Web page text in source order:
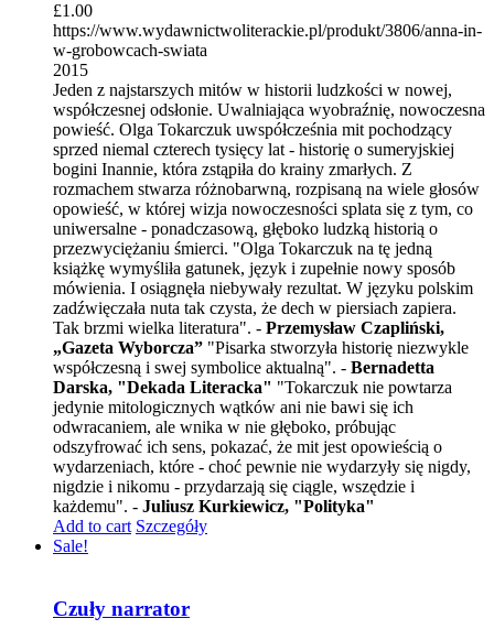
£1.00
https://www.wydawnictwoliterackie.pl/produkt/3806/anna-in-
w-grobowcach-swiata
2015
Jeden z najstarszych mitów w historii ludzkości w nowej,
współczesnej odsłonie. Uwalniająca wyobraźnię, nowoczesna
powieść. Olga Tokarczuk uwspółcześnia mit pochodzący
sprzed niemal czterech tysięcy lat - historię o sumeryjskiej
bogini Inannie, która zstąpiła do krainy zmarłych. Z
rozmachem stwarza różnobarwną, rozpisaną na wiele głosów
opowieść, w której wizja nowoczesności splata się z tym, co
uniwersalne - ponadczasową, głęboko ludzką historią o
przezwyciężaniu śmierci. "Olga Tokarczuk na tę jedną
książkę wymyśliła gatunek, język i zupełnie nowy sposób
mówienia. I osiągnęła niebywały rezultat. W języku polskim
zadźwięczała nuta tak czysta, że dech w piersiach zapiera.
Tak brzmi wielka literatura". - Przemysław Czapliński,
„Gazeta Wyborcza” "Pisarka stworzyła historię niezwykle
współczesną i swej symbolice aktualną". - Bernadetta
Darska, "Dekada Literacka" "Tokarczuk nie powtarza
jedynie mitologicznych wątków ani nie bawi się ich
odwracaniem, ale wnika w nie głęboko, próbując
odszyfrować ich sens, pokazać, że mit jest opowieścią o
wydarzeniach, które - choć pewnie nie wydarzyły się nigdy,
nigdzie i nikomu - przydarzają się ciągle, wszędzie i
każdemu". - Juliusz Kurkiewicz, "Polityka"
Add to cart Szczegóły
Sale!
Czuły narrator